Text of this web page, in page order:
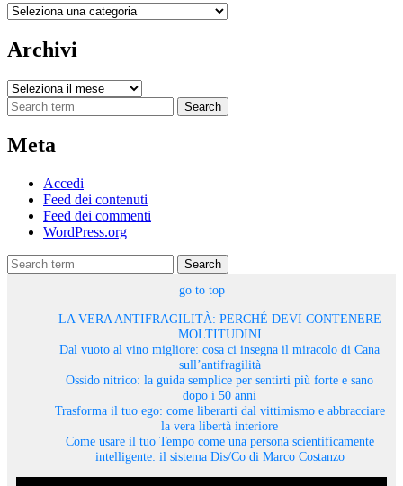
Categorie
Archivi
Archivi
Search
Meta
Accedi
Feed dei contenuti
Feed dei commenti
WordPress.org
Search
go to top
LA VERA ANTIFRAGILITÀ: PERCHÉ DEVI CONTENERE
MOLTITUDINI
Dal vuoto al vino migliore: cosa ci insegna il miracolo di Cana
sull’antifragilità
Ossido nitrico: la guida semplice per sentirti più forte e sano
dopo i 50 anni
Trasforma il tuo ego: come liberarti dal vittimismo e abbracciare
la vera libertà interiore
Come usare il tuo Tempo come una persona scientificamente
intelligente: il sistema Dis/Co di Marco Costanzo